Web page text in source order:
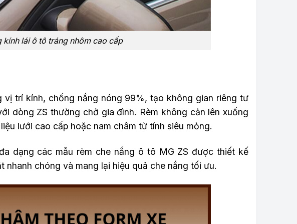
kính lái ô tô tráng nhôm cao cấp
vị trí kính, chống nắng nóng 99%, tạo không gian riêng tư
dòng ZS thường chở gia đình. Rèm không cản lên xuống
lưới cao cấp hoặc nam châm từ tính siêu mỏng.
dạng các mẫu rèm che nắng ô tô MG ZS được thiết kế
chóng và mang lại hiệu quả che nắng tối ưu.